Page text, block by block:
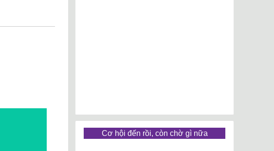
Cơ hội đến rồi, còn chờ gì nữa